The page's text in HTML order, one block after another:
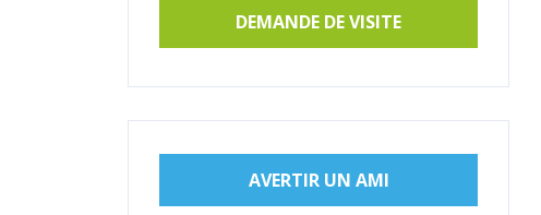
DEMANDE DE VISITE
AVERTIR UN AMI